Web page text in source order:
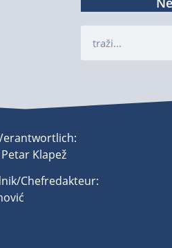
Klapež
Chefredakteur: